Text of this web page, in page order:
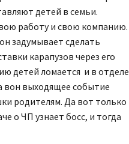
детей в семьи.
работу и свою компанию.
задумывает сделать
карапузов через его
детей ломается и в отделе
вон выходящее событие
родителям. Да вот только
о ЧП узнает босс, и тогда